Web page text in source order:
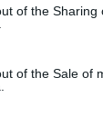
of the Sharing
of the Sale of
esošu
daļu vai
saka